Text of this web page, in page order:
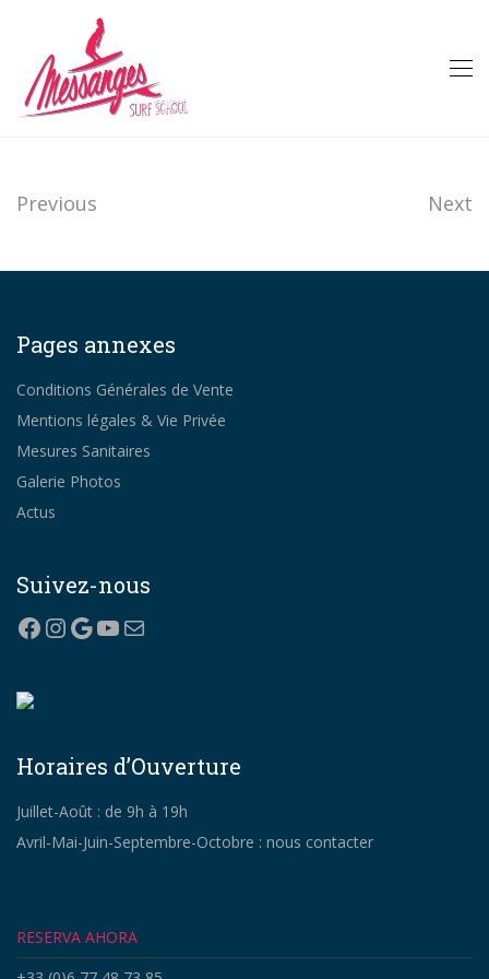
Previous Next
Pages annexes
Conditions Générales de Vente
Mentions légales & Vie Privée
Mesures Sanitaires
Galerie Photos
Actus
Suivez-nous
Facebook
Instagram
Google
YouTube
Correo electrónico
Horaires d’Ouverture
Juillet-Août : de 9h à 19h
Avril-Mai-Juin-Septembre-Octobre : nous contacter
RESERVA AHORA